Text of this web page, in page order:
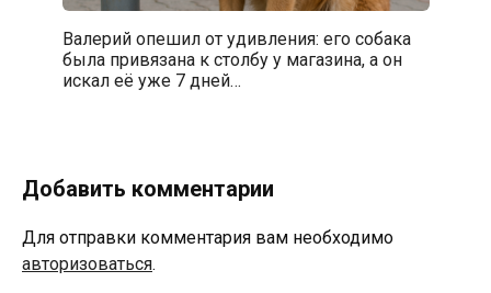
Валерий опешил от удивления: его собака
была привязана к столбу у магазина, а он
искал её уже 7 дней…
Добавить комментарии
Для отправки комментария вам необходимо
авторизоваться.